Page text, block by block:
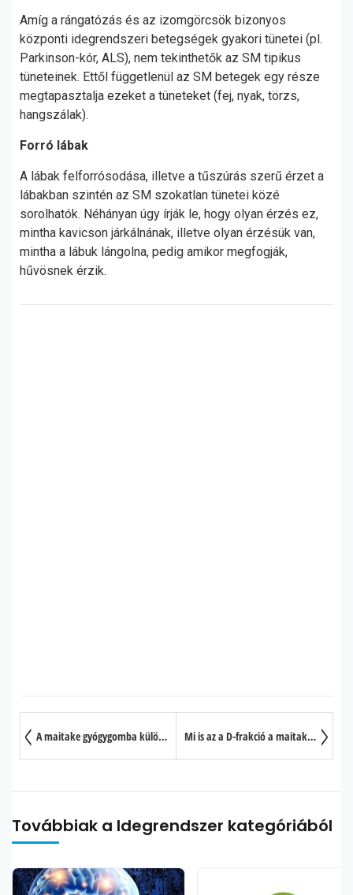
Amíg a rángatózás és az izomgörcsök bizonyos
központi idegrendszeri betegségek gyakori tünetei (pl.
Parkinson-kór, ALS), nem tekinthetők az SM tipikus
tüneteinek. Ettől függetlenül az SM betegek egy része
megtapasztalja ezeket a tüneteket (fej, nyak, törzs,
hangszálak).
Forró lábak
A lábak felforrósodása, illetve a tűszúrás szerű érzet a
lábakban szintén az SM szokatlan tünetei közé
sorolhatók. Néhányan úgy írják le, hogy olyan érzés ez,
mintha kavicson járkálnának, illetve olyan érzésük van,
mintha a lábuk lángolna, pedig amikor megfogják,
hűvösnek érzik.
A maitake gyógygomba különleges hatásai a szervezetre Mi is az a D-frakció a maitake gyógygombában?
Továbbiak a Idegrendszer kategóriából